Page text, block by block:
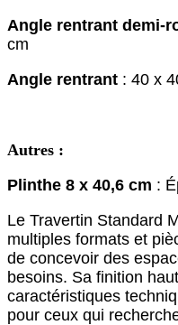
Angle rentrant demi-
cm
Angle rentrant : 40 x
Autres :
Plinthe 8 x 40,6 cm :
Le Travertin Standard
multiples formats et
de concevoir des
besoins. Sa finition
caractéristiques
pour ceux qui